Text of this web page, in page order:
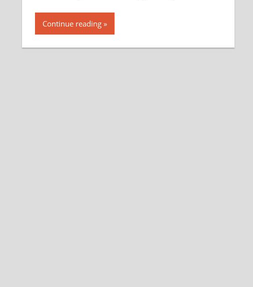
Continue reading